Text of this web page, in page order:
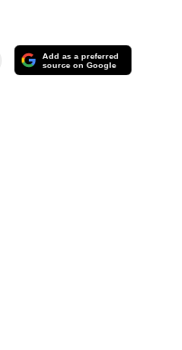
Add as a preferred
source on Google